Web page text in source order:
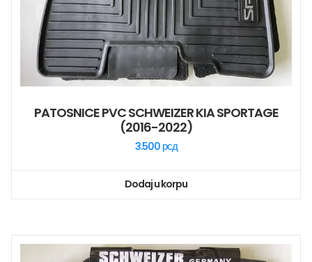
PATOSNICE PVC SCHWEIZER KIA SPORTAGE
(2016-2022)
3.500 рсд
Dodaj u korpu